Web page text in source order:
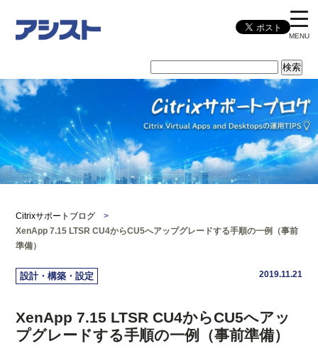
MENU
Citrixサポートブログ
>
XenApp 7.15 LTSR CU4からCU5へアップグレードする手順の一例（事前
準備）
設計・構築・設定 2019.11.21
XenApp 7.15 LTSR CU4からCU5へアッ
プグレードする手順の一例（事前準備）